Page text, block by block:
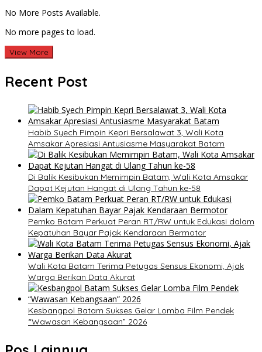
No More Posts Available.
No more pages to load.
View More
Recent Post
Habib Syech Pimpin Kepri Bersalawat 3, Wali Kota
Amsakar Apresiasi Antusiasme Masyarakat Batam
Di Balik Kesibukan Memimpin Batam, Wali Kota Amsakar
Dapat Kejutan Hangat di Ulang Tahun ke-58
Pemko Batam Perkuat Peran RT/RW untuk Edukasi dalam
Kepatuhan Bayar Pajak Kendaraan Bermotor
Wali Kota Batam Terima Petugas Sensus Ekonomi, Ajak
Warga Berikan Data Akurat
Kesbangpol Batam Sukses Gelar Lomba Film Pendek
“Wawasan Kebangsaan” 2026